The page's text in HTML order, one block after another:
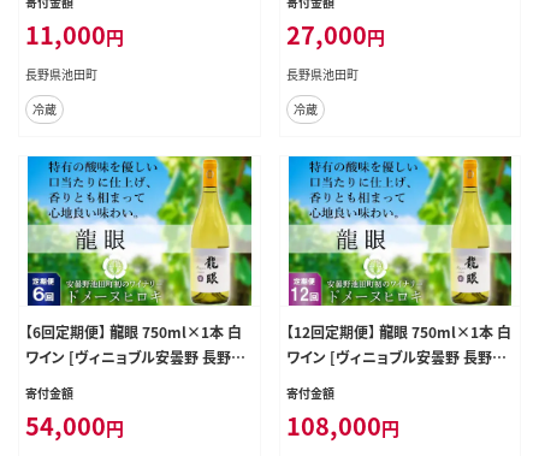
11,000円
長野県池田町
冷蔵
27,000円
長野県池田町
冷蔵
【6回定期便】 龍眼 750ml×1本 白
ワイン [ヴィニョブル安曇野 長野県
池田町 48110173] 白 ワイン お酒
寄付金額
54,000円
【12回定期便】 龍眼 750ml×1本 白
ワイン [ヴィニョブル安曇野 長野県
池田町 48110188] 白 ワイン お酒
寄付金額
108,000円